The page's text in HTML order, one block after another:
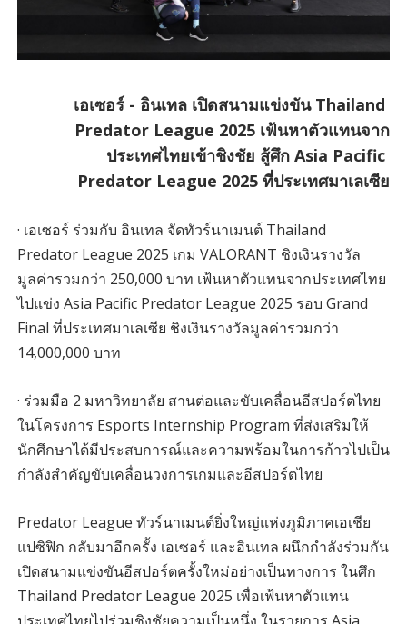
เอเซอร์ - อินเทล เปิดสนามแข่งขัน Thailand
Predator League 2025 เฟ้นหาตัวแทนจาก
ประเทศไทยเข้าชิงชัย สู้ศึก Asia Pacific
Predator League 2025 ที่ประเทศมาเลเซีย
· เอเซอร์ ร่วมกับ อินเทล จัดทัวร์นาเมนต์ Thailand
Predator League 2025 เกม VALORANT ชิงเงินรางวัล
มูลค่ารวมกว่า 250,000 บาท เฟ้นหาตัวแทนจากประเทศไทย
ไปแข่ง Asia Pacific Predator League 2025 รอบ Grand
Final ที่ประเทศมาเลเซีย ชิงเงินรางวัลมูลค่ารวมกว่า
14,000,000 บาท
· ร่วมมือ 2 มหาวิทยาลัย สานต่อและขับเคลื่อนอีสปอร์ตไทย
ในโครงการ Esports Internship Program ที่ส่งเสริมให้
นักศึกษาได้มีประสบการณ์และความพร้อมในการก้าวไปเป็น
กำลังสำคัญขับเคลื่อนวงการเกมและอีสปอร์ตไทย
Predator League ทัวร์นาเมนต์ยิ่งใหญ่แห่งภูมิภาคเอเชีย
แปซิฟิก กลับมาอีกครั้ง เอเซอร์ และอินเทล ผนึกกำลังร่วมกัน
เปิดสนามแข่งขันอีสปอร์ตครั้งใหม่อย่างเป็นทางการ ในศึก
Thailand Predator League 2025 เพื่อเฟ้นหาตัวแทน
ประเทศไทยไปร่วมชิงชัยความเป็นหนึ่ง ในรายการ Asia